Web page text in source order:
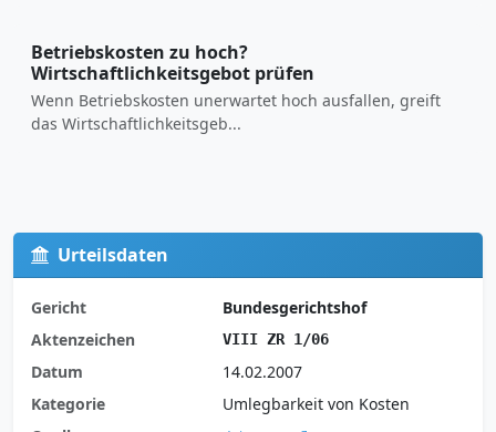
Betriebskosten zu hoch?
Wirtschaftlichkeitsgebot prüfen
Wenn Betriebskosten unerwartet hoch ausfallen, greift
das Wirtschaftlichkeitsgeb...
Urteilsdaten
Gericht
Bundesgerichtshof
Aktenzeichen
VIII ZR 1/06
Datum
14.02.2007
Kategorie
Umlegbarkeit von Kosten